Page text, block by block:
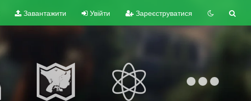
Завантажити Увійти Зареєструватися